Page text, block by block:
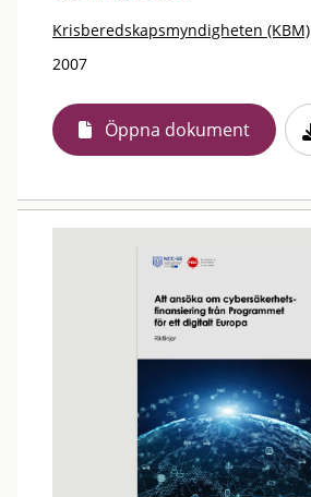
Krisberedskapsmyndigheten (KBM)
2007
Öppna dokument